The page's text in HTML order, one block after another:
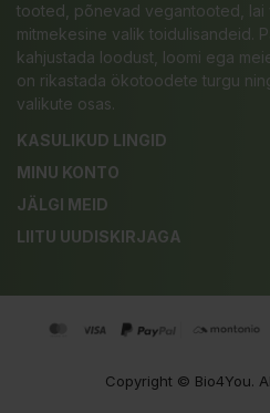
tooted, põnevad vegantooted, lai
mitmekesine valik toidulisandeid.
kahjustada loodust, loomi ega
on rikastada ökotoodete turgu
valikute osas.
KASULIKUD LINGID
MINU KONTO
JÄLGI MEID
LIITU UUDISKIRJAGA
Copyright © Bio4You.